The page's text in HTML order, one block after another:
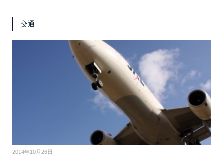
交通
2014年10月26日